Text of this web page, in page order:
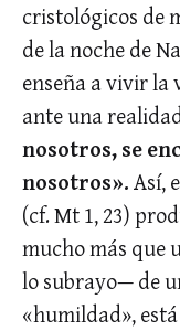
cristológicos de
de la noche de
enseña a vivir la
ante una
nosotros, se
nosotros».Así,
(cf. Mt 1, 23)
mucho más que
lo subrayo— de
«humildad»,